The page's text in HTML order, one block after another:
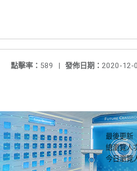
發佈日期： 2020-12-
點擊率： 589 |
最後更新
總瀏覽人
今日瀏覽